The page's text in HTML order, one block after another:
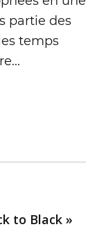
partie des
temps
to Black »